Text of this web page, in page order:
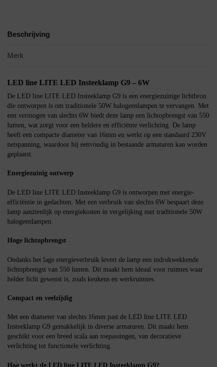
Beschrijving
Merk
LED line LITE LED Insteeklamp G9 – 6W
De LED line LITE LED Insteeklamp G9 is een energiezuinige lichtbron
die ontworpen is om traditionele 50W halogeenlampen te vervangen. Met
een vermogen van slechts 6W biedt deze lamp een lichtopbrengst van 550
lumen, wat zorgt voor een heldere en efficiënte verlichting. De lamp
heeft een compacte diameter van 16mm en werkt op een standaard 230V
netspanning, waardoor hij eenvoudig in bestaande armaturen kan worden
geplaatst.
Energiezuinig ontwerp
De LED line LITE LED Insteeklamp G9 is ontworpen met energie-
efficiëntie in gedachten. Met een verbruik van slechts 6W bespaart deze
lamp aanzienlijk op energiekosten in vergelijking met traditionele 50W
halogeenlampen.
Hoge lichtopbrengst
Ondanks het lage energieverbruik levert de lamp een indrukwekkende
lichtopbrengst van 550 lumen. Dit maakt hem ideaal voor ruimtes waar
helder licht gewenst is, zoals keukens en werkruimtes.
Compact en veelzijdig
Met een diameter van slechts 16mm past de LED line LITE LED
Insteeklamp G9 gemakkelijk in diverse armaturen. Dit maakt hem
geschikt voor een breed scala aan toepassingen, van decoratieve
verlichting tot functionele verlichting.
Hoe werkt de LED line LITE LED Insteeklamp G9?